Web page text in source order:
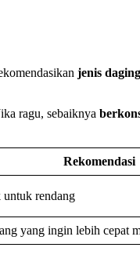
jenis
ragu, sebaiknya
Rekomendasi
untuk rendang
yang ingin lebih cepat